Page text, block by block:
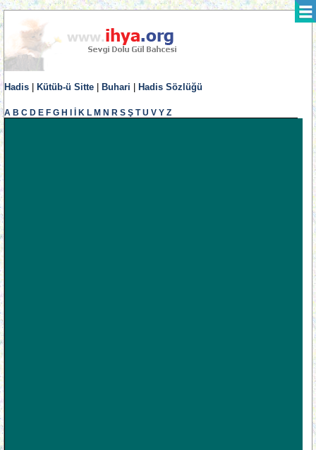
Hadis Kütüb-ü Sitte Buhari Hadis Sözlüğü
A B C D E F G H K L M N R S Ş T U V Y Z